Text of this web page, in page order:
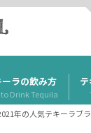
ーラの飲み方
Drink Tequila
年の人気テキーラブ